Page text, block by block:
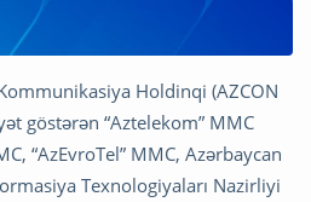
Holdinqi (AZCON
göstərən “Aztelekom” MMC
“AzEvroTel” MMC, Azərbaycan
Texnologiyaları Nazirliyi